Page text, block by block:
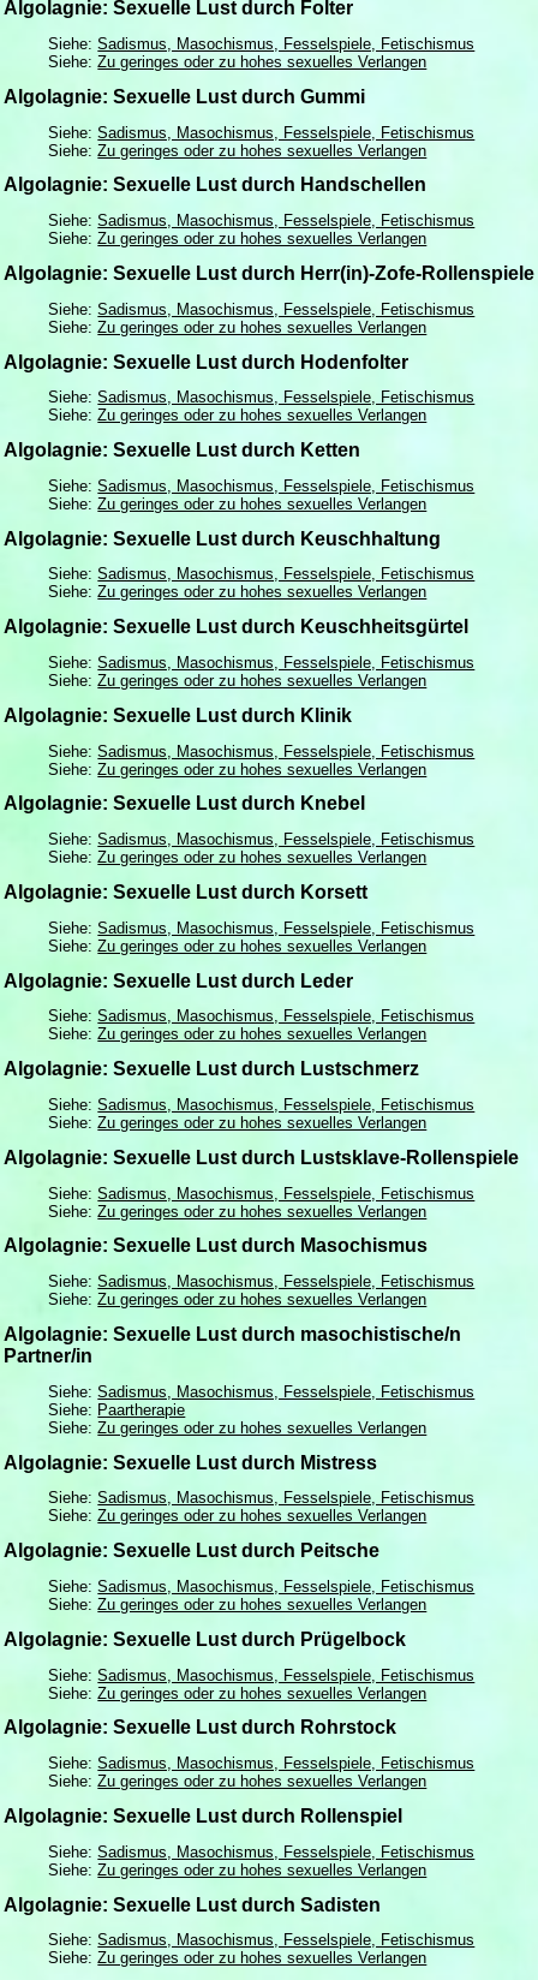
Algolagnie: Sexuelle Lust durch Folter
Siehe:Sadismus, Masochismus, Fesselspiele, Fetischismus
Siehe:Zu geringes oder zu hohes sexuelles Verlangen
Algolagnie: Sexuelle Lust durch Gummi
Siehe:Sadismus, Masochismus, Fesselspiele, Fetischismus
Siehe:Zu geringes oder zu hohes sexuelles Verlangen
Algolagnie: Sexuelle Lust durch Handschellen
Siehe:Sadismus, Masochismus, Fesselspiele, Fetischismus
Siehe:Zu geringes oder zu hohes sexuelles Verlangen
Algolagnie: Sexuelle Lust durch Herr(in)-Zofe-Rollenspiele
Siehe:Sadismus, Masochismus, Fesselspiele, Fetischismus
Siehe:Zu geringes oder zu hohes sexuelles Verlangen
Algolagnie: Sexuelle Lust durch Hodenfolter
Siehe:Sadismus, Masochismus, Fesselspiele, Fetischismus
Siehe:Zu geringes oder zu hohes sexuelles Verlangen
Algolagnie: Sexuelle Lust durch Ketten
Siehe:Sadismus, Masochismus, Fesselspiele, Fetischismus
Siehe:Zu geringes oder zu hohes sexuelles Verlangen
Algolagnie: Sexuelle Lust durch Keuschhaltung
Siehe:Sadismus, Masochismus, Fesselspiele, Fetischismus
Siehe:Zu geringes oder zu hohes sexuelles Verlangen
Algolagnie: Sexuelle Lust durch Keuschheitsgürtel
Siehe:Sadismus, Masochismus, Fesselspiele, Fetischismus
Siehe:Zu geringes oder zu hohes sexuelles Verlangen
Algolagnie: Sexuelle Lust durch Klinik
Siehe:Sadismus, Masochismus, Fesselspiele, Fetischismus
Siehe:Zu geringes oder zu hohes sexuelles Verlangen
Algolagnie: Sexuelle Lust durch Knebel
Siehe:Sadismus, Masochismus, Fesselspiele, Fetischismus
Siehe:Zu geringes oder zu hohes sexuelles Verlangen
Algolagnie: Sexuelle Lust durch Korsett
Siehe:Sadismus, Masochismus, Fesselspiele, Fetischismus
Siehe:Zu geringes oder zu hohes sexuelles Verlangen
Algolagnie: Sexuelle Lust durch Leder
Siehe:Sadismus, Masochismus, Fesselspiele, Fetischismus
Siehe:Zu geringes oder zu hohes sexuelles Verlangen
Algolagnie: Sexuelle Lust durch Lustschmerz
Siehe:Sadismus, Masochismus, Fesselspiele, Fetischismus
Siehe:Zu geringes oder zu hohes sexuelles Verlangen
Algolagnie: Sexuelle Lust durch Lustsklave-Rollenspiele
Siehe:Sadismus, Masochismus, Fesselspiele, Fetischismus
Siehe:Zu geringes oder zu hohes sexuelles Verlangen
Algolagnie: Sexuelle Lust durch Masochismus
Siehe:Sadismus, Masochismus, Fesselspiele, Fetischismus
Siehe:Zu geringes oder zu hohes sexuelles Verlangen
Algolagnie: Sexuelle Lust durch masochistische/n
Partner/in
Siehe:Sadismus, Masochismus, Fesselspiele, Fetischismus
Siehe: Paartherapie
Siehe:Zu geringes oder zu hohes sexuelles Verlangen
Algolagnie: Sexuelle Lust durch Mistress
Siehe:Sadismus, Masochismus, Fesselspiele, Fetischismus
Siehe:Zu geringes oder zu hohes sexuelles Verlangen
Algolagnie: Sexuelle Lust durch Peitsche
Siehe:Sadismus, Masochismus, Fesselspiele, Fetischismus
Siehe:Zu geringes oder zu hohes sexuelles Verlangen
Algolagnie: Sexuelle Lust durch Prügelbock
Siehe:Sadismus, Masochismus, Fesselspiele, Fetischismus
Siehe:Zu geringes oder zu hohes sexuelles Verlangen
Algolagnie: Sexuelle Lust durch Rohrstock
Siehe:Sadismus, Masochismus, Fesselspiele, Fetischismus
Siehe:Zu geringes oder zu hohes sexuelles Verlangen
Algolagnie: Sexuelle Lust durch Rollenspiel
Siehe:Sadismus, Masochismus, Fesselspiele, Fetischismus
Siehe:Zu geringes oder zu hohes sexuelles Verlangen
Algolagnie: Sexuelle Lust durch Sadisten
Siehe:Sadismus, Masochismus, Fesselspiele, Fetischismus
Siehe:Zu geringes oder zu hohes sexuelles Verlangen